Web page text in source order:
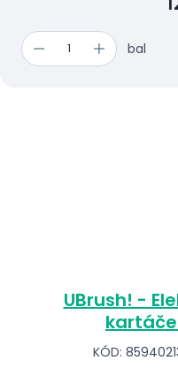
bal
UBrush! -
KÓD: